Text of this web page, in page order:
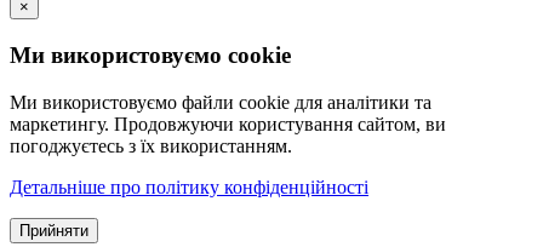
×
Ми використовуємо cookie
Ми використовуємо файли cookie для аналітики та
маркетингу. Продовжуючи користування сайтом, ви
погоджуєтесь з їх використанням.
Детальніше про політику конфіденційності
Прийняти